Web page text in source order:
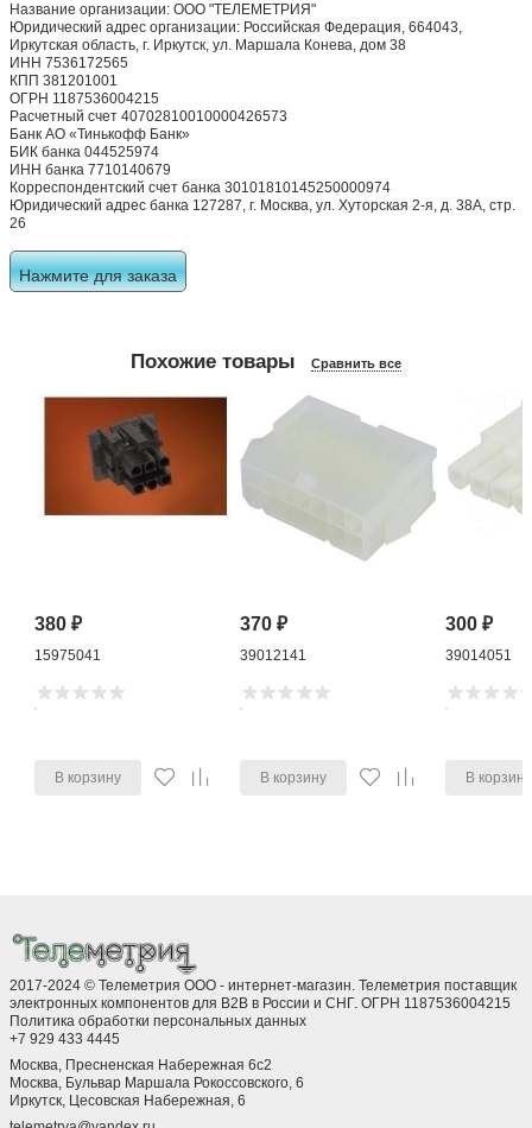
Название организации: ООО "ТЕЛЕМЕТРИЯ"
Юридический адрес организации: Российская Федерация, 664043,
Иркутская область, г. Иркутск, ул. Маршала Конева, дом 38
ИНН 7536172565
КПП 381201001
ОГРН 1187536004215
Расчетный счет 40702810010000426573
Банк АО «Тинькофф Банк»
БИК банка 044525974
ИНН банка 7710140679
Корреспондентский счет банка 30101810145250000974
Юридический адрес банка 127287, г. Москва, ул. Хуторская 2-я, д. 38А, стр.
26
Нажмите для заказа
Похожие товары Сравнить все
380₽
15975041
В корзину
370₽
39012141
В корзину
300₽
39014051
В корзину
2017-2024 © Телеметрия ООО - интернет-магазин. Телеметрия поставщик
электронных компонентов для B2B в России и СНГ. ОГРН 1187536004215
Политика обработки персональных данных
+7 929 433 4445
Москва, Пресненская Набережная 6с2
Москва, ​Бульвар Маршала Рокоссовского, 6
Иркутск, ​Цесовская Набережная, 6